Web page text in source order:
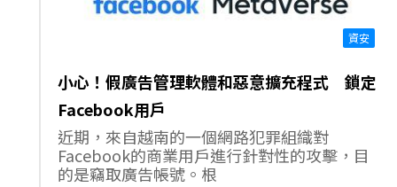
資安
小心！假廣告管理軟體和惡意擴充程式 鎖定
Facebook用戶
近期，來自越南的一個網路犯罪組織對
Facebook的商業用戶進行針對性的攻擊，目
的是竊取廣告帳號。根